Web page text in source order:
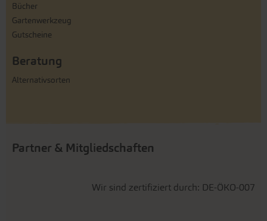
Bücher
Gartenwerkzeug
Gutscheine
Beratung
Alternativsorten
Partner & Mitgliedschaften
Wir sind zertifiziert durch: DE-ÖKO-007